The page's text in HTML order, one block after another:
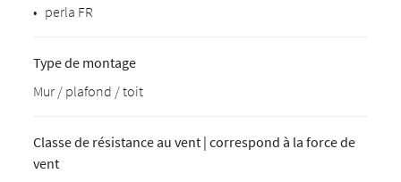
• perla FR
Type de montage
Mur / plafond / toit
Classe de résistance au vent | correspond à la force de
vent